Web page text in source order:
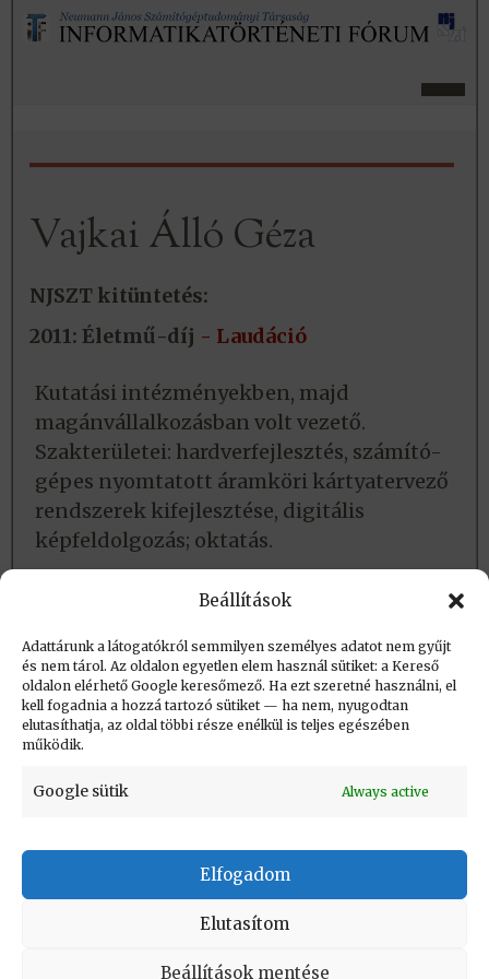
Beállítások
Adattárunk a látogatókról semmilyen személyes adatot nem gyűjt
és nem tárol. Az oldalon egyetlen elem használ sütiket: a Kereső
oldalon elérhető Google keresőmező. Ha ezt szeretné használni, el
kell fogadnia a hozzá tartozó sütiket — ha nem, nyugodtan
elutasíthatja, az oldal többi része enélkül is teljes egészében
működik.
Google sütik Always active
Elfogadom
Elutasítom
Beállítások mentése
Vajkai Álló Géza
NJSZT kitüntetés:
2011: Életmű-díj - Laudáció
Kutatási intézményekben, majd
magánvállalkozásban volt vezető.
Szakterületei: hardverfejlesztés, számító-
gépes nyomtatott áramköri kártyatervező
rendszerek kifejlesztése, digitális
képfeldolgozás; oktatás.
Létrehozva: 2018.06.17. 09:29
Utolsó módosítás: 2026.07.25. 18:30
Impresszum
Adatvédelmi tájékoztató
Vissza a lap tetejére